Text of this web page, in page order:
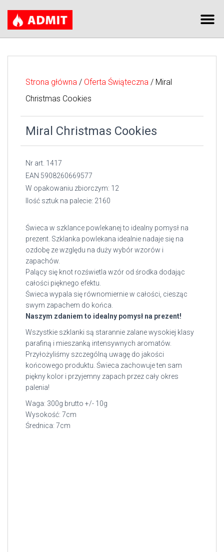
Strona główna / Oferta Świąteczna / Miral
Christmas Cookies
Miral Christmas Cookies
Nr art. 1417
EAN 5908260669577
W opakowaniu zbiorczym: 12
Ilość sztuk na palecie: 2160
Świeca w szklance powlekanej to idealny pomysł na
prezent. Szklanka powlekana idealnie nadaje się na
ozdobę ze względu na duży wybór wzorów i
zapachów.
Palący się knot rozświetla wzór od środka dodając
całości pięknego efektu.
Świeca wypala się równomiernie w całości, ciesząc
swym zapachem do końca.
Naszym zdaniem to idealny pomysł na prezent!
Wszystkie szklanki są starannie zalane wysokiej klasy
parafiną i mieszanką intensywnych aromatów.
Przyłożyliśmy szczególną uwagę do jakości
końcowego produktu. Świeca zachowuje ten sam
piękny kolor i przyjemny zapach przez cały okres
palenia!
Waga: 300g brutto +/- 10g
Wysokość: 7cm
Średnica: 7cm